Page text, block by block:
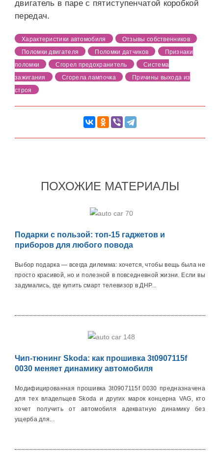
двигатель в паре с пятиступенчатой коробкой
передач.
Характеристики автомобиля
Отзывы собственников
Поломки двигателя
Поломки датчиков
Признаки
поломки
Сгорел предохранитель
Система
зажигания
Сгорела лампочка
Причины выхода из
строя
ПОХОЖИЕ МАТЕРИАЛЫ
Подарки с пользой: топ-15 гаджетов и
приборов для любого повода
Выбор подарка — всегда дилемма: хочется, чтобы вещь была не
просто красивой, но и полезной в повседневной жизни. Если вы
задумались, где купить смарт телевизор в ДНР...
Чип-тюнинг Skoda: как прошивка 3t0907115f
0030 меняет динамику автомобиля
Модифицированная прошивка 3t0907115f 0030 предназначена
для тех владельцев Skoda и других марок концерна VAG, кто
хочет получить от автомобиля адекватную динамику без
ущерба для...